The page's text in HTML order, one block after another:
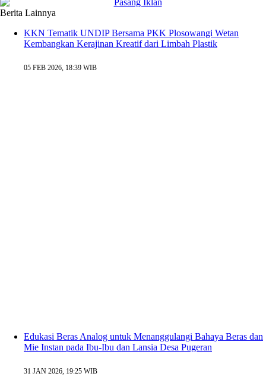
Berita Lainnya
KKN Tematik UNDIP Bersama PKK Plosowangi Wetan
Kembangkan Kerajinan Kreatif dari Limbah Plastik
05 FEB 2026, 18:39 WIB
Edukasi Beras Analog untuk Menanggulangi Bahaya Beras dan
Mie Instan pada Ibu-Ibu dan Lansia Desa Pugeran
31 JAN 2026, 19:25 WIB